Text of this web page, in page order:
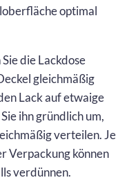
optimal
die Lackdose
gleichmäßig
Lack auf etwaige
ihn gründlich um,
verteilen. Je
Verpackung können
verdünnen.